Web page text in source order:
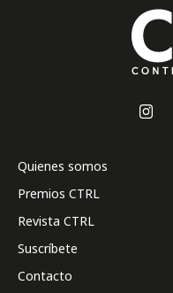
Quienes somos
Premios CTRL
Revista CTRL
Suscríbete
Contacto